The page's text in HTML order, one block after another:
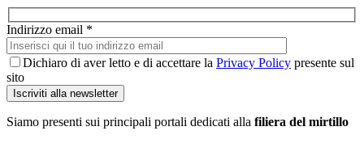
Indirizzo email *
Dichiaro di aver letto e di accettare la Privacy Policy presente sul
sito
Siamo presenti sui principali portali dedicati alla filiera del mirtillo